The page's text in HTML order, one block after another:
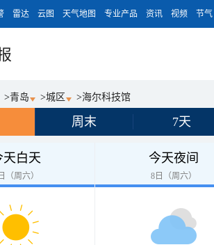
雷达 云图 天气地图 专业产品 资讯 视频 节气
>青岛 >城区 >海尔科技馆
周末 7天
天白天
（周六）
今天夜间
8日（周六）